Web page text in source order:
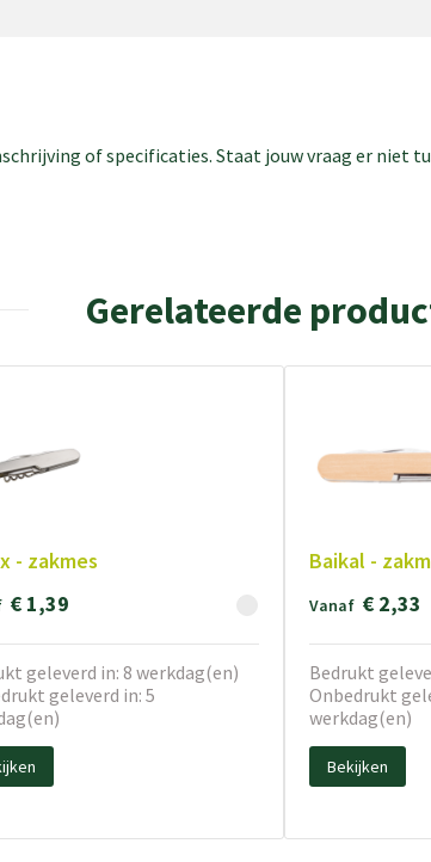
of specificaties. Staat jouw vraag er niet
Gerelateerde
- zakmes
€ 1,39
geleverd in: 8 werkdag(en)
geleverd in: 5
Baikal -
Vanaf € 2,33
Bedrukt
Onbedrukt
werkdag(en)
Bekijken